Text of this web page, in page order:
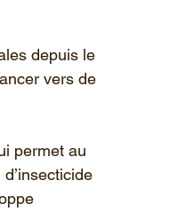
depuis le
vers de
permet au